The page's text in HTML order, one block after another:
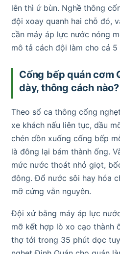
lên thì ứ bùn. Nghề thông
đội xoay quanh hai chỗ đó,
cần máy áp lực nước nóng
mô tả cách đội làm cho cả 5
Cống bếp quán cơm
dày, thông cách nào?
Theo sổ ca thông cống
xe khách nấu liên tục, dầu
chén dồn xuống cống bếp
là đông lại bám thành ống.
mức nước thoát nhỏ giọt,
đông. Đổ nước sôi hay hóa
mỡ cứng vẫn nguyên.
Đội xử bằng máy áp lực
mỡ kết hợp lò xo cạo thành
thợ tới trong 35 phút dọc